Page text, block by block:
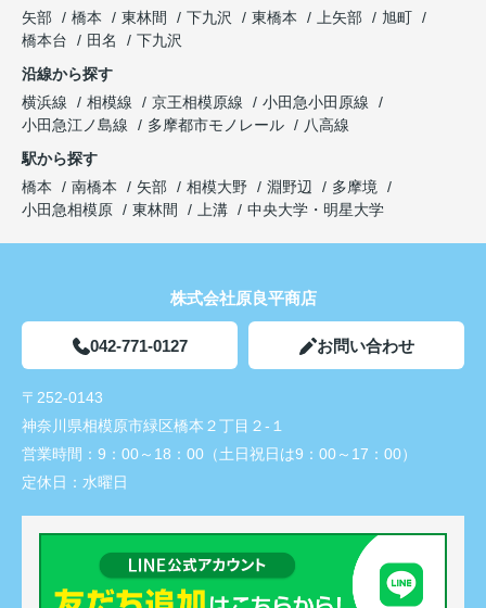
矢部
橋本 東林間 下九沢 東橋本 上矢部
旭町
橋本台
田名
下九沢
沿線から探す
横浜線
相模線 京王相模原線
小田急小田原線
小田急江ノ島線
多摩都市モノレール
八高線
駅から探す
橋本
南橋本 矢部 相模大野 淵野辺
多摩境
小田急相模原
東林間 上溝 中央大学・明星大学
株式会社原良平商店
042-771-0127 お問い合わせ
〒252-0143
神奈川県相模原市緑区橋本２丁目２-１
営業時間： 9：00～18：00（土日祝日は9：00～17：00）
定休日： 水曜日